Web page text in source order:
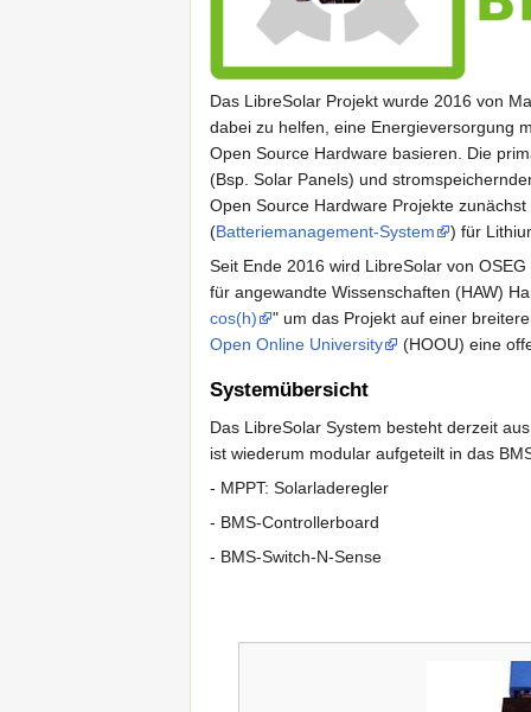
Das LibreSolar Projekt wurde 2016 von
dabei zu helfen, eine Energieversorgung
Open Source Hardware basieren. Die
(Bsp. Solar Panels) und
Open Source Hardware Projekte
(Batteriemanagement-System
) für
Seit Ende 2016 wird LibreSolar von
für angewandte Wissenschaften (HAW)
cos(h)
" um das Projekt auf einer
Open Online University
(HOOU) eine
Systemübersicht
Das LibreSolar System besteht derzeit
ist wiederum modular aufgeteilt in das
- MPPT: Solarladeregler
- BMS-Controllerboard
- BMS-Switch-N-Sense